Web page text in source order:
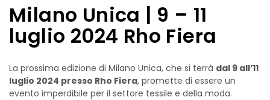
Milano Unica | 9 – 11
luglio 2024 Rho Fiera
La prossima edizione di Milano Unica, che si terrà dal 9 all’11
luglio 2024 presso Rho Fiera, promette di essere un
evento imperdibile per il settore tessile e della moda.